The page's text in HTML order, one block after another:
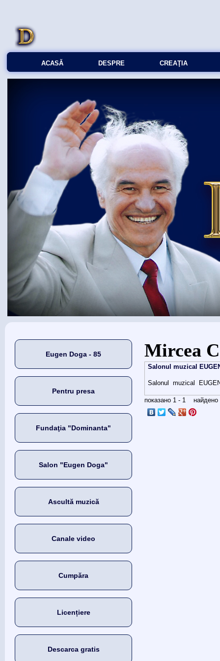
ACASĂ DESPRE CREAŢIA
Eugen Doga - 85
Pentru presa
Fundaţia "Dominanta"
Salon "Eugen Doga"
Ascultă muzică
Canale video
Cumpăra
Licențiere
Descarca gratis
Eşti aici
Mircea
Salonul muzical
Salonul muzical
показано 1 - 1 найдено